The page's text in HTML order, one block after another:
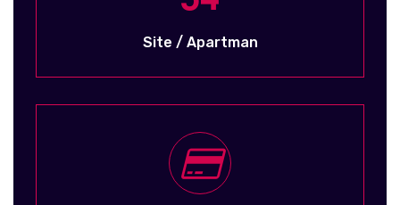
Site / Apartman